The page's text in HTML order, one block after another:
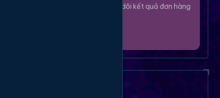
thư giãn và theo dõi kết quả đơn hàng